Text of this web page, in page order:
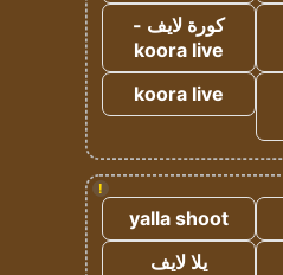
كورة لايف -
koora live
koora live
!
yalla shoot
يلا لايف